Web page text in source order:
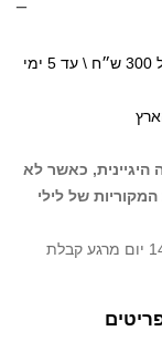
♡ משלוח עד הבית ב30 ש״ח – חינם בקנייה מעל 300 ש״ח \ עד 5 ימי
כאשר לא
של לילי
ניתן לבצע החלפה\החזרה בחנות שלנו עד 14 יום מרגע קבלת